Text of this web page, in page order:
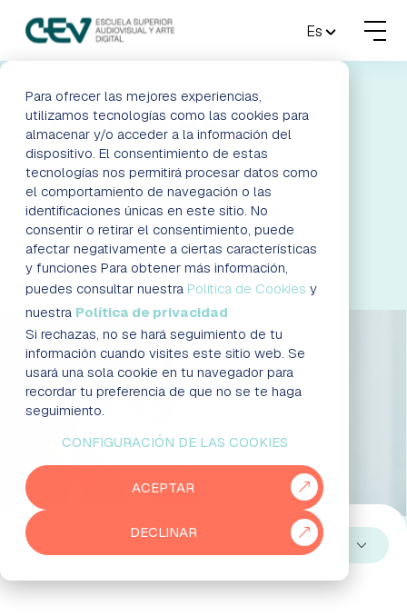
Para ofrecer las mejores experiencias,
utilizamos tecnologías como las cookies para
almacenar y/o acceder a la información del
dispositivo. El consentimiento de estas
tecnologías nos permitirá procesar datos como
el comportamiento de navegación o las
identificaciones únicas en este sitio. No
consentir o retirar el consentimiento, puede
afectar negativamente a ciertas características
y funciones Para obtener más información,
puedes consultar nuestra Política de Cookies y
nuestra Política de privacidad
Si rechazas, no se hará seguimiento de tu
información cuando visites este sitio web. Se
usará una sola cookie en tu navegador para
recordar tu preferencia de que no se te haga
seguimiento.
CONFIGURACIÓN DE LAS COOKIES
ACEPTAR
DECLINAR
MENU
FORMACIONES
ADMISIONES
ACTUALIDAD
ESCUELA
CONTACTO
RESERVAR PLAZA VISITAR ESCUELA
BLOG
EMPRESAS
PARTNERS
931 76 23 43
Es
PROCESO DE
ADMISIÓN
PIDE TU CITA PERSONALIZADA